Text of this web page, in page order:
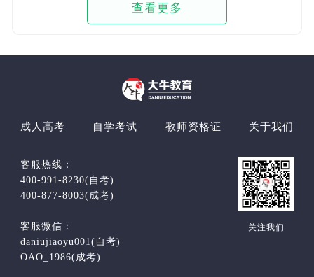
查看更多
成人高考 自学考试 教师资格证 关于我们
客服热线：
400-991-8230(自考)
400-877-8003(成考)
客服微信：
daniujiaoyu001(自考)
OAO_1986(成考)
关注我们